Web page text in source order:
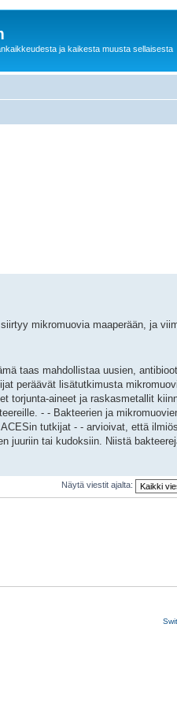
ja kaikesta muusta sellaisesta
mikromuovia maaperään, ja
taas mahdollistaa uusien,
peräävät lisätutkimusta
torjunta-aineet ja raskasmetallit
- - Bakteerien ja
tutkijat - - arvioivat, että
juuriin tai kudoksiin. Niistä
Näytä viestit ajalta: